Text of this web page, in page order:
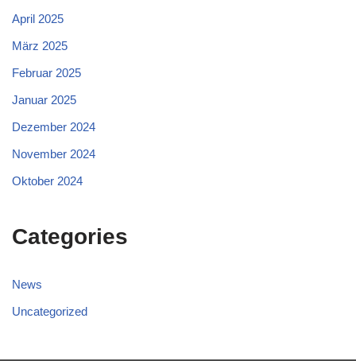
April 2025
März 2025
Februar 2025
Januar 2025
Dezember 2024
November 2024
Oktober 2024
Categories
News
Uncategorized